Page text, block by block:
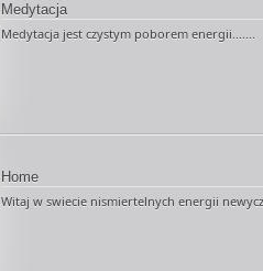
Medytacja
Medytacja jest czystym poborem energii.......
Home
Witaj w swiecie nismiertelnych energii